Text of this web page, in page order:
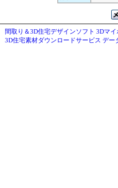
間取り＆3D住宅デザインソフト 3Dマ
3D住宅素材ダウンロードサービス デー